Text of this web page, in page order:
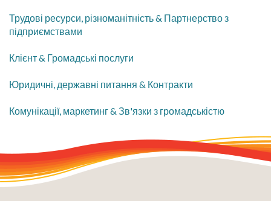
Трудові ресурси, різноманітність & Партнерство з
підприємствами
Клієнт & Громадські послуги
Юридичні, державні питання & Контракти
Комунікації, маркетинг & Зв'язки з громадськістю